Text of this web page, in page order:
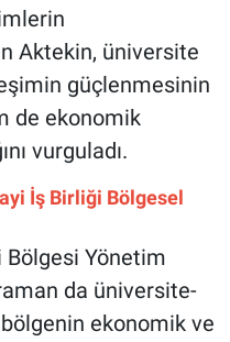
Aktekin, üniversite
güçlenmesinin
de ekonomik
vurguladı.
İş Birliği Bölgesel
Bölgesi Yönetim
da üniversite-
ekonomik ve